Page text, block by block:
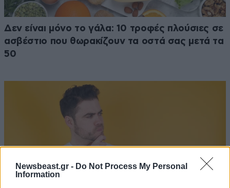
Newsbeast.gr - Do Not Process My Personal
Information
Δεν είναι μόνο το γάλα: 10 τροφές πλούσιες σε
ασβέστιο που θωρακίζουν τα οστά σας μετά τα
50